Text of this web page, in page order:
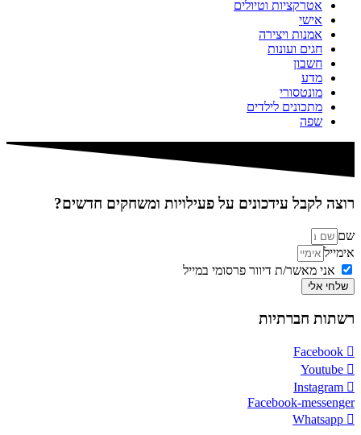
אטרקציות וטיולים
אישי
אמנות ויצירה
חגים ועונות
חשבון
מדע
מונטסורי
מתכונים לילדים
שפה
רוצה לקבל עידכונים על פעילויות ומשחקים חדשים?
שם
אימייל
אני מאשר/ת דיוור פרסומי במייל
שלחי אלי
רשתות חברתיות
Facebook
Youtube
Instagram
Facebook-messenger
Whatsapp